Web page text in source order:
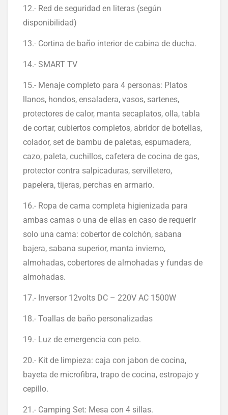
12.- Red de seguridad en literas (según
disponibilidad)
13.- Cortina de baño interior de cabina de ducha.
14.- SMART TV
15.- Menaje completo para 4 personas: Platos
llanos, hondos, ensaladera, vasos, sartenes,
protectores de calor, manta secaplatos, olla, tabla
de cortar, cubiertos completos, abridor de botellas,
colador, set de bambu de paletas, espumadera,
cazo, paleta, cuchillos, cafetera de cocina de gas,
protector contra salpicaduras, servilletero,
papelera, tijeras, perchas en armario.
16.- Ropa de cama completa higienizada para
ambas camas o una de ellas en caso de requerir
solo una cama: cobertor de colchón, sabana
bajera, sabana superior, manta invierno,
almohadas, cobertores de almohadas y fundas de
almohadas.
17.- Inversor 12volts DC – 220V AC 1500W
18.- Toallas de baño personalizadas
19.- Luz de emergencia con peto.
20.- Kit de limpieza: caja con jabon de cocina,
bayeta de microfibra, trapo de cocina, estropajo y
cepillo.
21.- Camping Set: Mesa con 4 sillas.